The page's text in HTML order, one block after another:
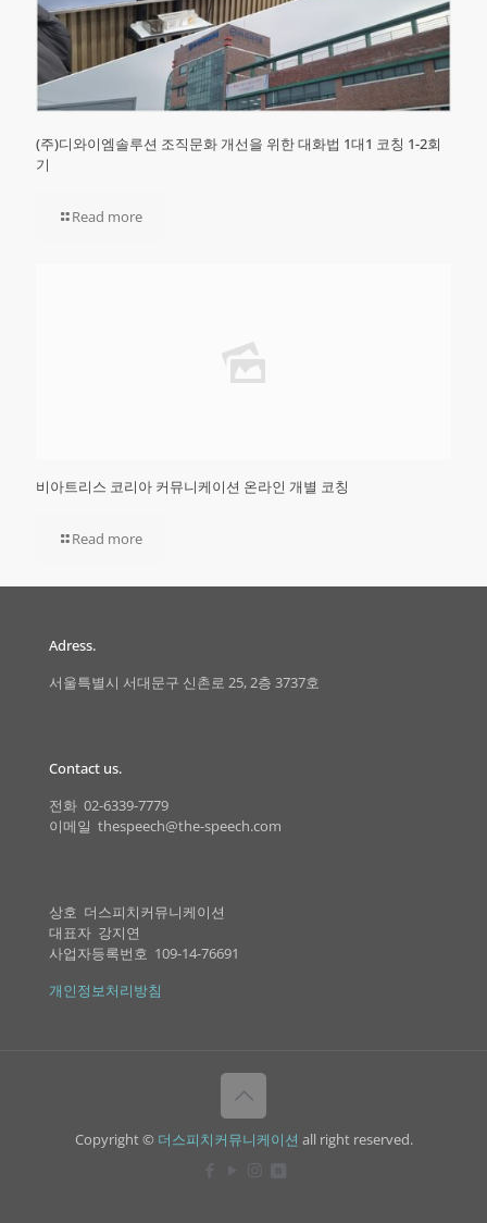
(주)디와이엠솔루션 조직문화 개선을 위한 대화법 1대1 코칭 1-2회
기
Read more
비아트리스 코리아 커뮤니케이션 온라인 개별 코칭
Read more
Adress.
서울특별시 서대문구 신촌로 25, 2층 3737호
Contact us.
전화 02-6339-7779
이메일 thespeech@the-speech.com
상호 더스피치커뮤니케이션
대표자 강지연
사업자등록번호 109-14-76691
개인정보처리방침
Copyright © 더스피치커뮤니케이션 all right reserved.